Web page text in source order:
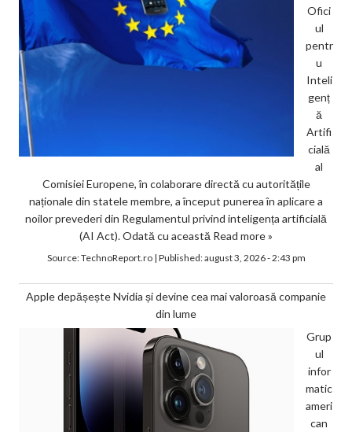
Ofici
ul
pentr
u
Inteli
genț
ă
Artifi
cială
al
Comisiei Europene, în colaborare directă cu autoritățile
naționale din statele membre, a început punerea în aplicare a
noilor prevederi din Regulamentul privind inteligența artificială
(AI Act). Odată cu această Read more »
Source:TechnoReport.ro| Published:august 3, 2026 - 2:43 pm
Apple depășește Nvidia și devine cea mai valoroasă companie
din lume
Grup
ul
infor
matic
ameri
can